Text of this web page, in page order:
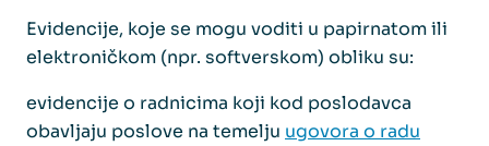
Evidencije, koje se mogu voditi u papirnatom ili
elektroničkom (npr. softverskom) obliku su:
evidencije o radnicima koji kod poslodavca
obavljaju poslove na temelju ugovora o radu